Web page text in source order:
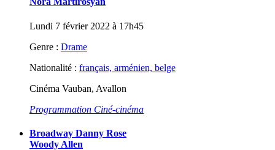
Lundi 7 février 2022 à 17h45
Genre : Drame
Nationalité : français, arménien, belge
Cinéma Vauban, Avallon
Programmation Ciné-cinéma
Broadway Danny Rose
Woody Allen